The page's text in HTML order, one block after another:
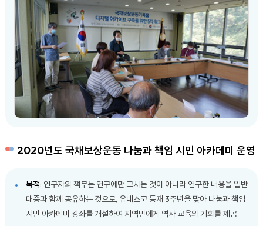
2020년도 국채보상운동 나눔과 책임 시민 아카데미 운영
목적: 연구자의 책무는 연구에만 그치는 것이 아니라 연구한 내용을 일반
대중과 함께 공유하는 것으로, 유네스코 등재 3주년을 맞아 나눔과 책임
시민 아카데미 강좌를 개설하여 지역민에게 역사 교육의 기회를 제공